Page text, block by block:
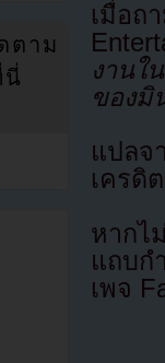
เมื่อ
งานใ
ของมิ
แปล
เครดิ
หากไ
แถบก
เพจ
ตาม
นี่